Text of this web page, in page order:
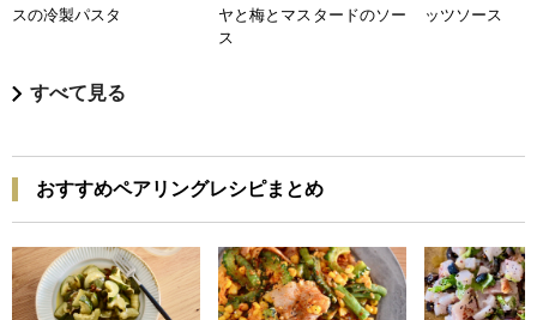
スの冷製パスタ
ヤと梅とマスタードのソー
ス
ッツソース
すべて見る
おすすめペアリングレシピまとめ